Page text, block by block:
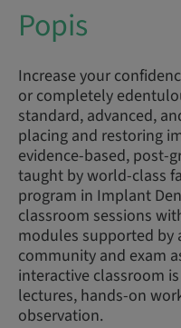
Popis
Increase your
or completely
standard, advanced,
placing and restoring
evidence-based, post-
taught by world-class
program in Implant
classroom sessions
modules supported by
community and exam
interactive classroom
lectures, hands-on
observation.